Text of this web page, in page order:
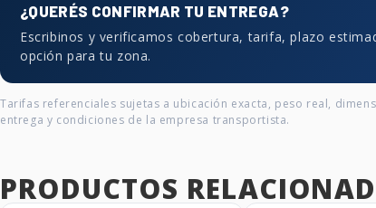
¿QUERÉS CONFIRMAR TU ENTREGA?
Escribinos y verificamos cobertura, tarifa, plazo
opción para tu zona.
Tarifas referenciales sujetas a ubicación exacta, peso real,
entrega y condiciones de la empresa transportista.
PRODUCTOS